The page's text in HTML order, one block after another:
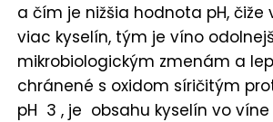
a čím je nižšia hodnota pH, čiže
viac kyselín, tým je víno
mikrobiologickým zmenám a
chránené s oxidom síričitým
pH 3 , je obsahu kyselín vo